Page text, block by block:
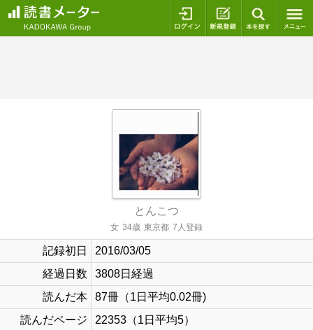
ログイン 新規登録
とんこつ
女 34歳 東京都 7人登録
記録初日
2016/03/05
経過日数
3808日経過
読んだ本
87冊（1日平均0.02冊)
読んだページ
22353（1日平均5）